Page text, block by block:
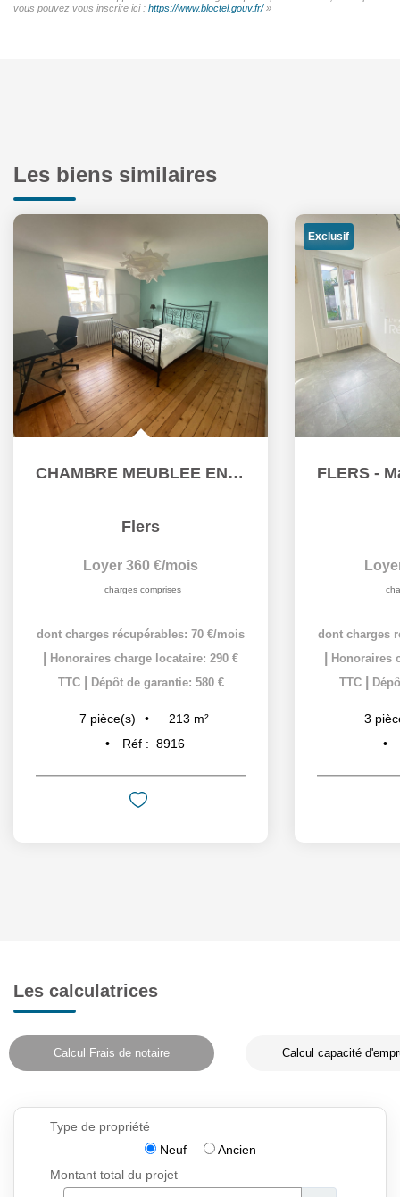
vous pouvez vous inscrire ici : https://www.bloctel.gouv.fr/»
Les biens similaires
CHAMBRE MEUBLEE EN COLOCATION
Flers
Loyer 360 €/mois
charges comprises
dont charges récupérables: 70 €/mois
Honoraires charge locataire: 290 €
TTC
Dépôt de garantie: 580 €
7 pièce(s) 213 m²
Réf : 8916
Exclusif
dont charges
Honoraires
TTC
3
Les calculatrices
Calcul Frais de notaire Calcul capacité